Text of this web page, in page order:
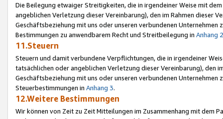
Die Beilegung etwaiger Streitigkeiten, die in irgendeiner Weise mit
angeblichen Verletzung dieser Vereinbarung), den im Rahmen dieser
Geschäftsbeziehung mit uns oder unseren verbundenen
Bestimmungen zu anwendbarem Recht und Streitbeilegung in Anhang 2
11.Steuern
Steuern und damit verbundene Verpflichtungen, die in irgendeiner
tatsächlichen oder angeblichen Verletzung dieser Vereinbarung), den
Geschäftsbeziehung mit uns oder unseren verbundenen
Steuerbestimmungen in Anhang 3.
12.Weitere Bestimmungen
Wir können von Zeit zu Zeit Mitteilungen im Zusammenhang mit dem